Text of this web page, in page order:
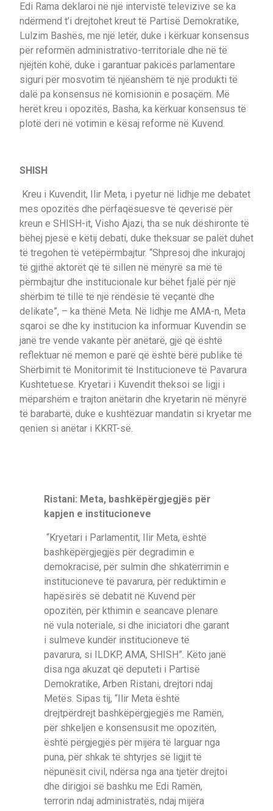
Edi Rama deklaroi në një intervistë televizive se ka
ndërmend t’i drejtohet kreut të Partisë Demokratike,
Lulzim Bashës, me një letër, duke i kërkuar konsensus
për reformën administrativo-territoriale dhe në të
njëjtën kohë, duke i garantuar pakicës parlamentare
siguri për mosvotim të njëanshëm të një produkti të
dalë pa konsensus në komisionin e posaçëm. Më
herët kreu i opozitës, Basha, ka kërkuar konsensus të
plotë deri në votimin e kësaj reforme në Kuvend.
SHISH
Kreu i Kuvendit, Ilir Meta, i pyetur në lidhje me debatet
mes opozitës dhe përfaqësuesve të qeverisë për
kreun e SHISH-it, Visho Ajazi, tha se nuk dëshironte të
bëhej pjesë e këtij debati, duke theksuar se palët duhet
të tregohen të vetëpërmbajtur. “Shpresoj dhe inkurajoj
të gjithë aktorët që të sillen në mënyrë sa më të
përmbajtur dhe institucionale kur bëhet fjalë për një
shërbim të tillë të një rëndësie të veçantë dhe
delikate”, – ka thënë Meta. Në lidhje me AMA-n, Meta
sqaroi se dhe ky institucion ka informuar Kuvendin se
janë tre vende vakante për anëtarë, gjë që është
reflektuar në memon e parë që është bërë publike të
Shërbimit të Monitorimit të Institucioneve të Pavarura
Kushtetuese. Kryetari i Kuvendit theksoi se ligji i
mëparshëm e trajton anëtarin dhe kryetarin në mënyrë
të barabartë, duke e kushtëzuar mandatin si kryetar me
qenien si anëtar i KKRT-së.
Ristani: Meta, bashkëpërgjegjës për
kapjen e institucioneve
“Kryetari i Parlamentit, Ilir Meta, është
bashkëpërgjegjës për degradimin e
demokracisë, për sulmin dhe shkatërrimin e
institucioneve të pavarura, për reduktimin e
hapësirës së debatit në Kuvend për
opozitën, për kthimin e seancave plenare
në vula noteriale, si dhe iniciatori dhe garant
i sulmeve kundër institucioneve të
pavarura, si ILDKP, AMA, SHISH”. Këto janë
disa nga akuzat që deputeti i Partisë
Demokratike, Arben Ristani, drejtori ndaj
Metës. Sipas tij, “Ilir Meta është
drejtpërdrejt bashkëpërgjegjës me Ramën,
për shkeljen e konsensusit me opozitën,
është përgjegjës për mijëra të larguar nga
puna, për shkak të shtyrjes së ligjit të
nëpunësit civil, ndërsa nga ana tjetër drejtoi
dhe dirigjoi së bashku me Edi Ramën,
terrorin ndaj administratës, ndaj mijëra